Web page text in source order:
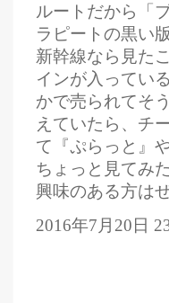
ルートだから「
ラピートの黒い
新幹線なら見た
インが入ってい
かで売られてそ
えていたら、チ
て『ぷらっと』
ちょっと見てみ
興味のある方は
2016年7月20日